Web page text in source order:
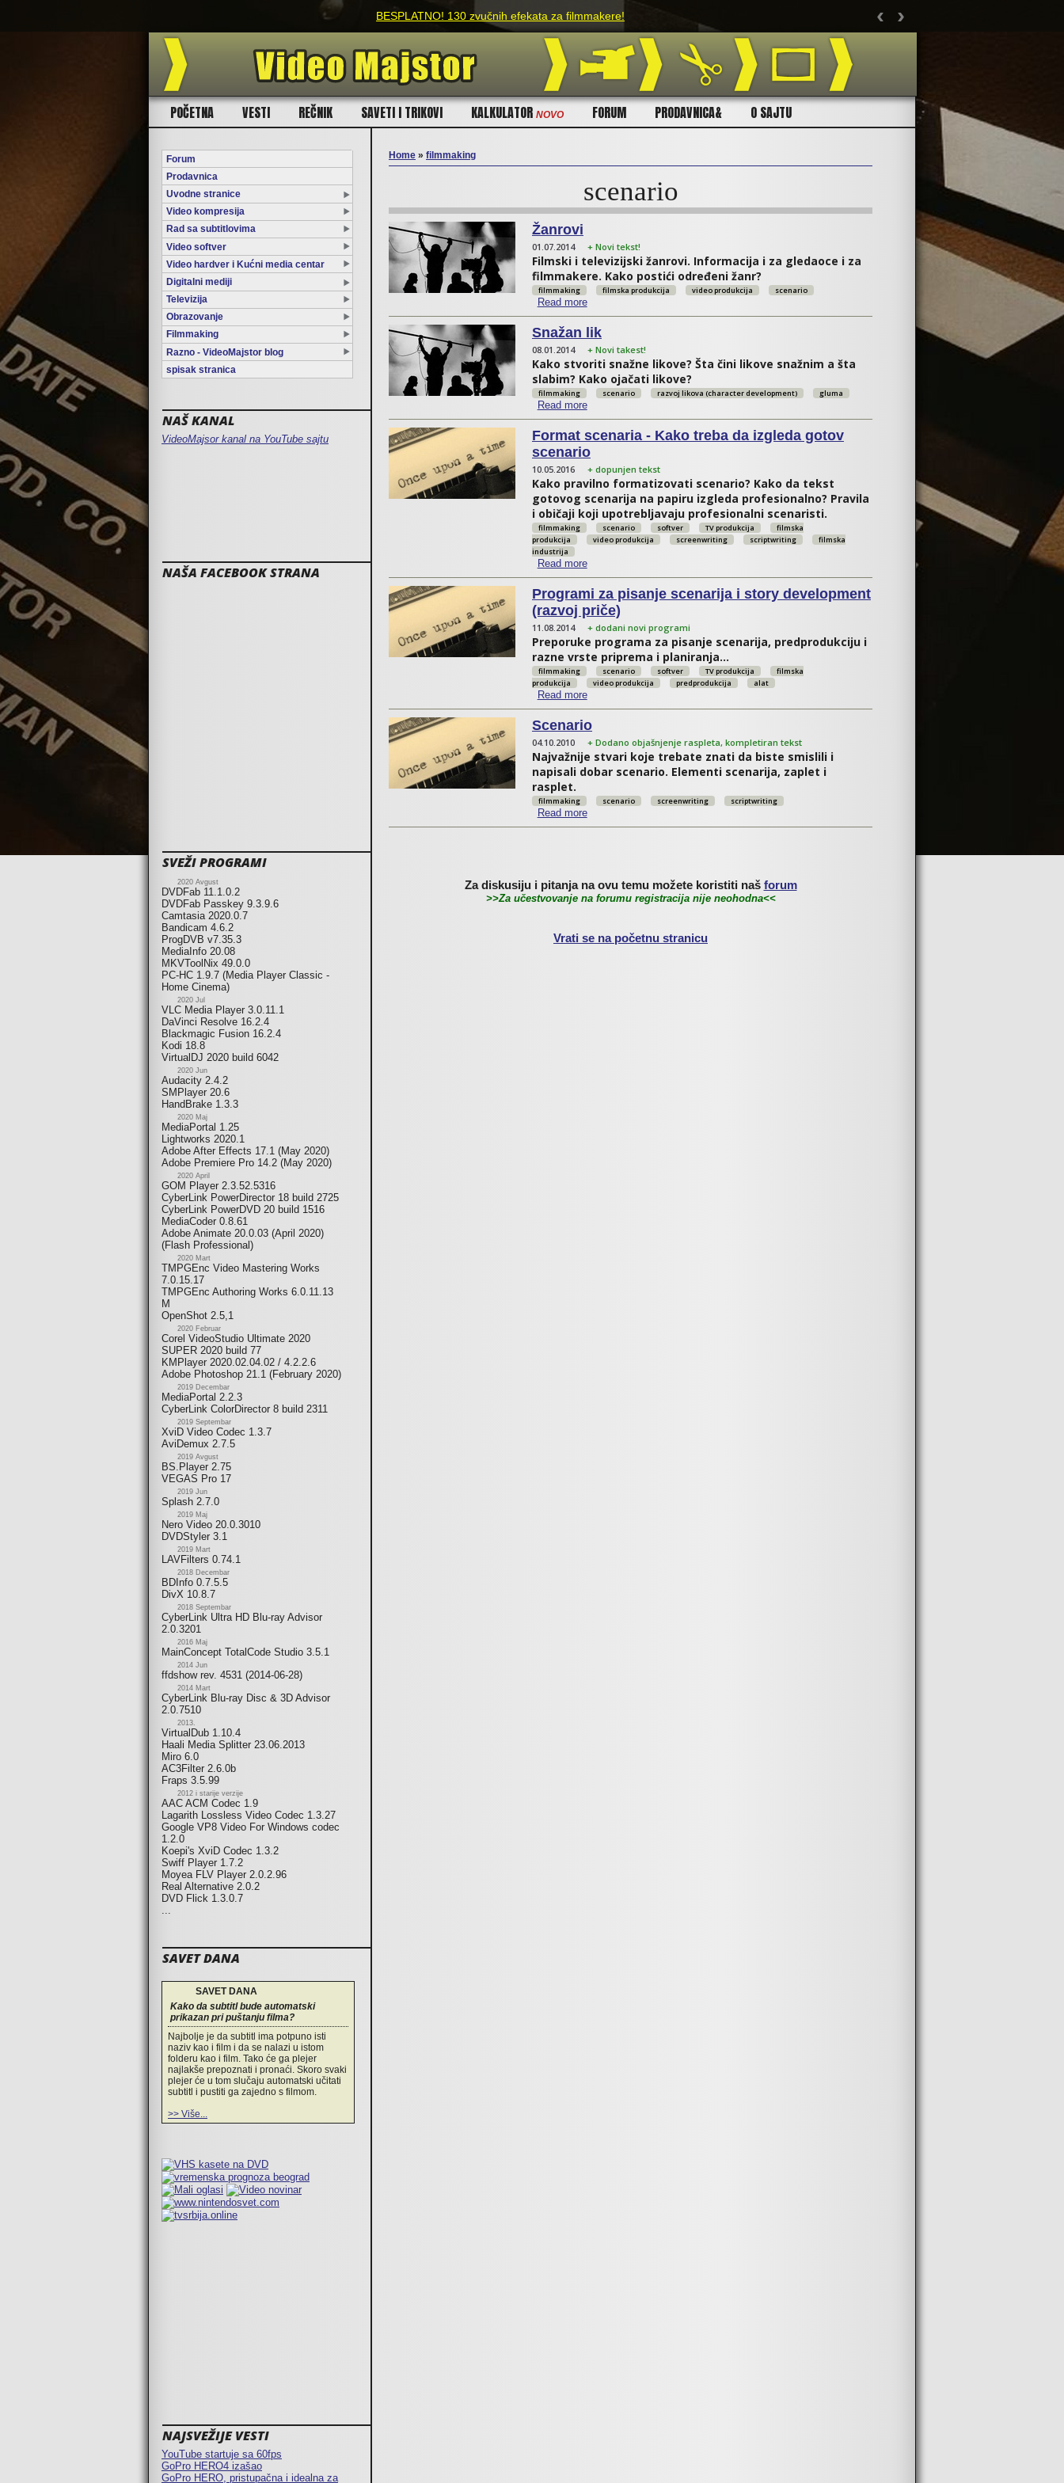
BESPLATNO! 130 zvučnih efekata za filmmakere! ‹ ›
POČETNA VESTI REČNIK SAVETI I TRIKOVI KALKULATOR NOVO FORUM PRODAVNICA& O SAJTU
Forum
Prodavnica
Uvodne stranice
Video kompresija
Rad sa subtitlovima
Video softver
Video hardver i Kućni media centar
Digitalni mediji
Televizija
Obrazovanje
Filmmaking
Razno - VideoMajstor blog
spisak stranica
NAŠ KANAL
VideoMajsor kanal na YouTube sajtu
NAŠA FACEBOOK STRANA
SVEŽI PROGRAMI
2020 Avgust
DVDFab 11.1.0.2
DVDFab Passkey 9.3.9.6
Camtasia 2020.0.7
Bandicam 4.6.2
ProgDVB v7.35.3
MediaInfo 20.08
MKVToolNix 49.0.0
PC-HC 1.9.7 (Media Player Classic -
Home Cinema)
2020 Jul
VLC Media Player 3.0.11.1
DaVinci Resolve 16.2.4
Blackmagic Fusion 16.2.4
Kodi 18.8
VirtualDJ 2020 build 6042
2020 Jun
Audacity 2.4.2
SMPlayer 20.6
HandBrake 1.3.3
2020 Maj
MediaPortal 1.25
Lightworks 2020.1
Adobe After Effects 17.1 (May 2020)
Adobe Premiere Pro 14.2 (May 2020)
2020 April
GOM Player 2.3.52.5316
CyberLink PowerDirector 18 build 2725
CyberLink PowerDVD 20 build 1516
MediaCoder 0.8.61
Adobe Animate 20.0.03 (April 2020)
(Flash Professional)
2020 Mart
TMPGEnc Video Mastering Works
7.0.15.17
TMPGEnc Authoring Works 6.0.11.13
M
OpenShot 2.5,1
2020 Februar
Corel VideoStudio Ultimate 2020
SUPER 2020 build 77
KMPlayer 2020.02.04.02 / 4.2.2.6
Adobe Photoshop 21.1 (February 2020)
2019 Decembar
MediaPortal 2.2.3
CyberLink ColorDirector 8 build 2311
2019 Septembar
XviD Video Codec 1.3.7
AviDemux 2.7.5
2019 Avgust
BS.Player 2.75
VEGAS Pro 17
2019 Jun
Splash 2.7.0
2019 Maj
Nero Video 20.0.3010
DVDStyler 3.1
2019 Mart
LAVFilters 0.74.1
2018 Decembar
BDInfo 0.7.5.5
DivX 10.8.7
2018 Septembar
CyberLink Ultra HD Blu-ray Advisor
2.0.3201
2016 Maj
MainConcept TotalCode Studio 3.5.1
2014 Jun
ffdshow rev. 4531 (2014-06-28)
2014 Mart
CyberLink Blu-ray Disc & 3D Advisor
2.0.7510
2013.
VirtualDub 1.10.4
Haali Media Splitter 23.06.2013
Miro 6.0
AC3Filter 2.6.0b
Fraps 3.5.99
2012 i starije verzije
AAC ACM Codec 1.9
Lagarith Lossless Video Codec 1.3.27
Google VP8 Video For Windows codec
1.2.0
Koepi's XviD Codec 1.3.2
Swiff Player 1.7.2
Moyea FLV Player 2.0.2.96
Real Alternative 2.0.2
DVD Flick 1.3.0.7
...
SAVET DANA
SAVET DANA
Kako da subtitl bude automatski
prikazan pri puštanju filma?
Najbolje je da subtitl ima potpuno isti
naziv kao i film i da se nalazi u istom
folderu kao i film. Tako će ga plejer
najlakše prepoznati i pronaći. Skoro svaki
plejer će u tom slučaju automatski učitati
subtitl i pustiti ga zajedno s filmom.
>> Više...
NAJSVEŽIJE VESTI
YouTube startuje sa 60fps
GoPro HERO4 izašao
GoPro HERO, pristupačna i idealna za
Home » filmmaking
scenario
Žanrovi
01.07.2014 + Novi tekst!
Filmski i televizijski žanrovi. Informacija i za gledaoce i za
filmmakere. Kako postići određeni žanr?
filmmaking filmska produkcija video produkcija scenario
Read moreabout Žanrovi
Snažan lik
08.01.2014 + Novi takest!
Kako stvoriti snažne likove? Šta čini likove snažnim a šta
slabim? Kako ojačati likove?
filmmaking scenario razvoj likova (character development) gluma
Read moreabout Snažan lik
Format scenaria - Kako treba da izgleda gotov
scenario
10.05.2016 + dopunjen tekst
Kako pravilno formatizovati scenario? Kako da tekst
gotovog scenarija na papiru izgleda profesionalno? Pravila
i običaji koji upotrebljavaju profesionalni scenaristi.
filmmaking scenario softver TV produkcija
filmska
produkcija
video produkcija screenwriting scriptwriting
filmska
industrija
Read moreabout Format scenaria - Kako treba da izgleda gotov scenario
Programi za pisanje scenarija i story development
(razvoj priče)
11.08.2014 + dodani novi programi
Preporuke programa za pisanje scenarija, predprodukciju i
razne vrste priprema i planiranja...
filmmaking scenario softver TV produkcija
filmska
produkcija
video produkcija predprodukcija alat
Read moreabout Programi za pisanje scenarija i story development (razvoj priče)
Scenario
04.10.2010 + Dodano objašnjenje raspleta, kompletiran tekst
Najvažnije stvari koje trebate znati da biste smislili i
napisali dobar scenario. Elementi scenarija, zaplet i
rasplet.
filmmaking scenario screenwriting scriptwriting
Read moreabout Scenario
Za diskusiju i pitanja na ovu temu možete koristiti naš forum
>>Za učestvovanje na forumu registracija nije neohodna<<
Vrati se na početnu stranicu